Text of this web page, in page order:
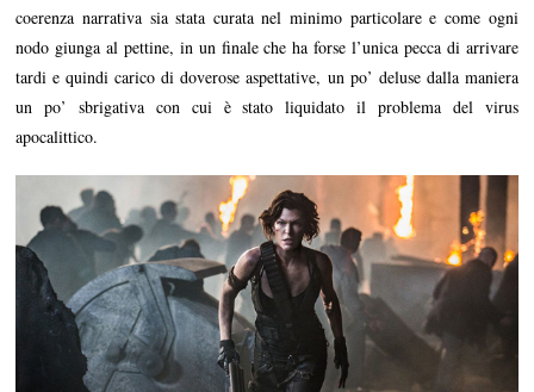
coerenza narrativa sia stata curata nel minimo particolare e come ogni
nodo giunga al pettine, in un finale che ha forse l’unica pecca di arrivare
tardi e quindi carico di doverose aspettative, un po’ deluse dalla maniera
un po’ sbrigativa con cui è stato liquidato il problema del virus
apocalittico.